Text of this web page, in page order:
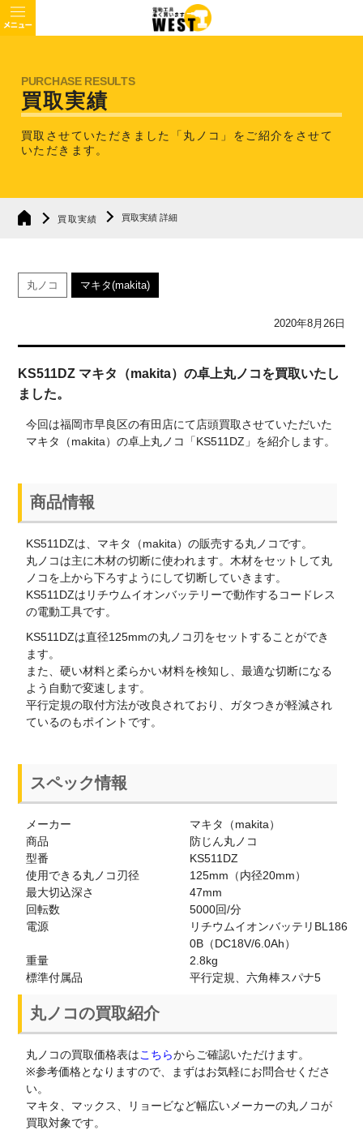
買取実績
買取させていただきました「丸ノコ」を ご紹介をさせて
いただきます。
買取実績 買取実績 詳細
丸ノコ マキタ(makita)
2020年8月26日
KS511DZ マキタ（makita）の卓上丸ノコを買取いたし
ました。
今回は福岡市早良区の有田店にて店頭買取させていただいた
マキタ（makita）の卓上丸ノコ「KS511DZ」を紹介します。
商品情報
KS511DZは、マキタ（makita）の販売する丸ノコです。
丸ノコは主に木材の切断に使われます。木材をセットして丸
ノコを上から下ろすようにして切断していきます。
KS511DZはリチウムイオンバッテリーで動作するコードレス
の電動工具です。
KS511DZは直径125mmの丸ノコ刃をセットすることができ
ます。
また、硬い材料と柔らかい材料を検知し、最適な切断になる
よう自動で変速します。
平行定規の取付方法が改良されており、ガタつきが軽減され
ているのもポイントです。
スペック情報
メーカー
マキタ（makita）
商品
防じん丸ノコ
型番
KS511DZ
使用できる丸ノコ刃径
125mm（内径20mm）
最大切込深さ
47mm
回転数
5000回/分
電源
リチウムイオンバッテリBL186
0B（DC18V/6.0Ah）
重量
2.8kg
標準付属品
平行定規、六角棒スパナ5
丸ノコの買取紹介
丸ノコの買取価格表はこちらからご確認いただけます。
※参考価格となりますので、まずはお気軽にお問合せくださ
い。
マキタ、マックス、リョービなど幅広いメーカーの丸ノコが
買取対象です。